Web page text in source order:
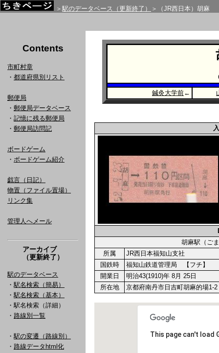
＞ 駅のデータベース（更新終了） ＞（JR西日本）胡麻
Contents
市町村章
・ 都道府県別リスト
郵便局
・ 郵便局データベース
・ 記憶に残る郵便局
・ 郵便局訪問記
ボードゲーム
・ ボードゲーム紹介
戯言（日記）
物置（ファイル置場）
リンク集
管理人へメール
アーカイブ
（更新終了）
駅のデータベース
・ 駅名検索（簡易）
・ 駅名検索（基本）
・駅名検索（詳細）
・ 路線別一覧
・ 駅の変遷（路線別）
・ 路線データhtml化
鍼灸大学前←
胡麻駅（
所属
JR西日本福知山支社
国鉄時
福知山鉄道管理局 【フチ】
開業日
明治43(1910)年 8月 25日
所在地
京都府南丹市日吉町胡麻的場1-2